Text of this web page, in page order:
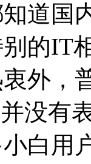
道国
的IT
外，
没有
白用